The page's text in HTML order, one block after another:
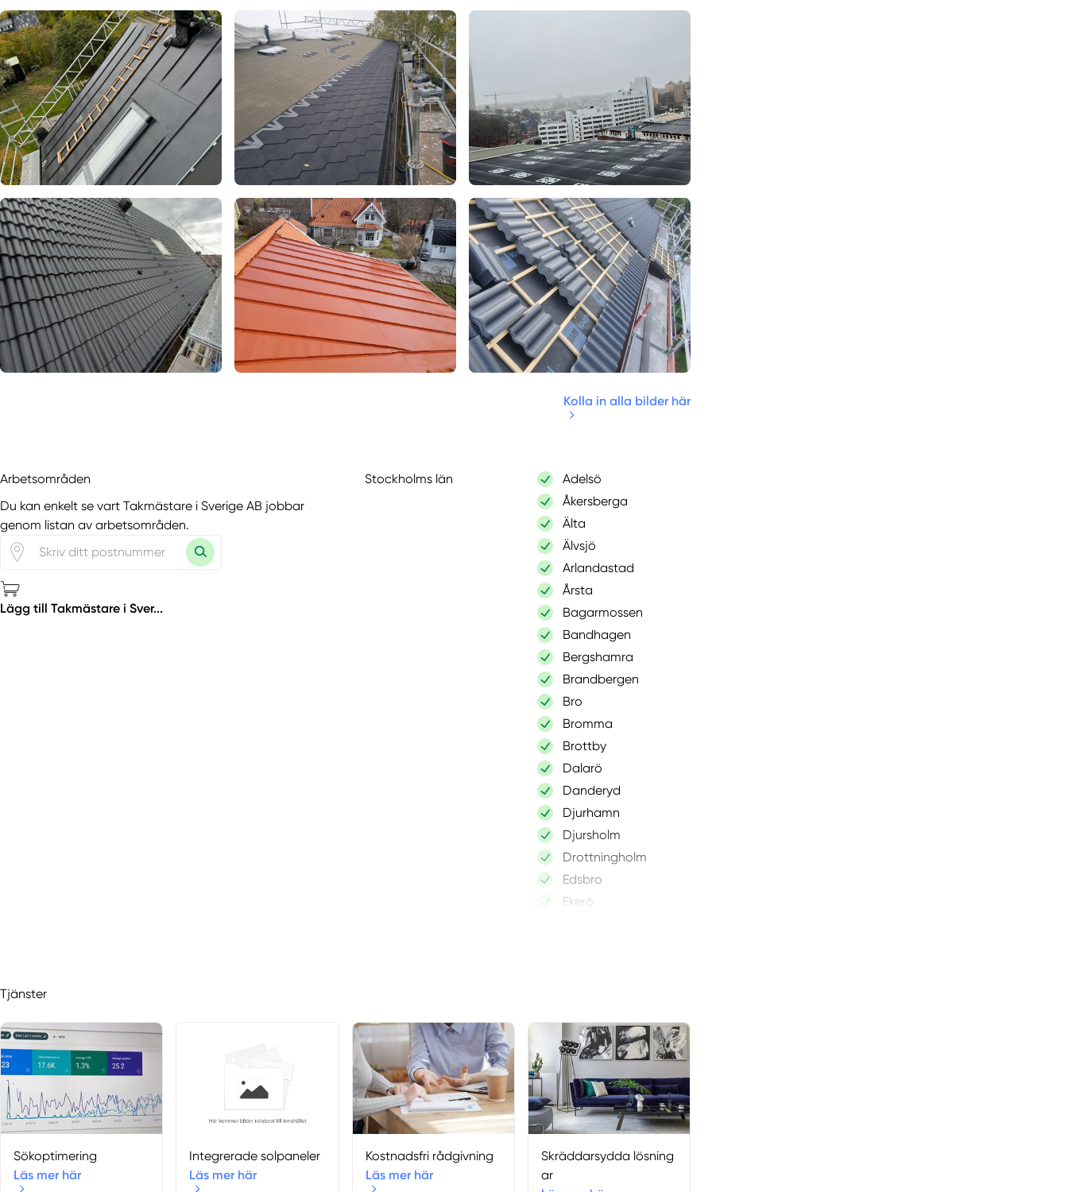
Kolla in alla bilder här
Arbetsområden
Du kan enkelt se vart Takmästare i Sverige AB jobbar
genom listan av arbetsområden.
Lägg till Takmästare i Sver...
Stockholms län
Adelsö
Åkersberga
Älta
Älvsjö
Arlandastad
Årsta
Bagarmossen
Bandhagen
Bergshamra
Brandbergen
Bro
Bromma
Brottby
Dalarö
Danderyd
Djurhamn
Djursholm
Drottningholm
Edsbro
Ekerö
Farsta
Furusund
Grödinge
Gustavsberg
Hägersten
Tjänster
Sökoptimering
Läs mer här
Integrerade solpaneler
Läs mer här
Kostnadsfri rådgivning
Läs mer här
Skräddarsydda lösning
ar